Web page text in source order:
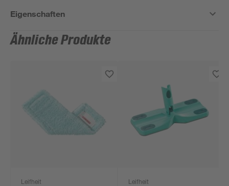
Eigenschaften
Ähnliche Produkte
Leifheit Leifheit